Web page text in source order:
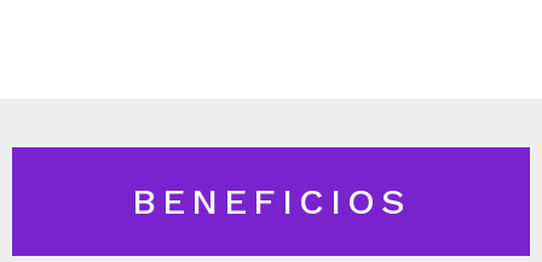
BENEFICIOS